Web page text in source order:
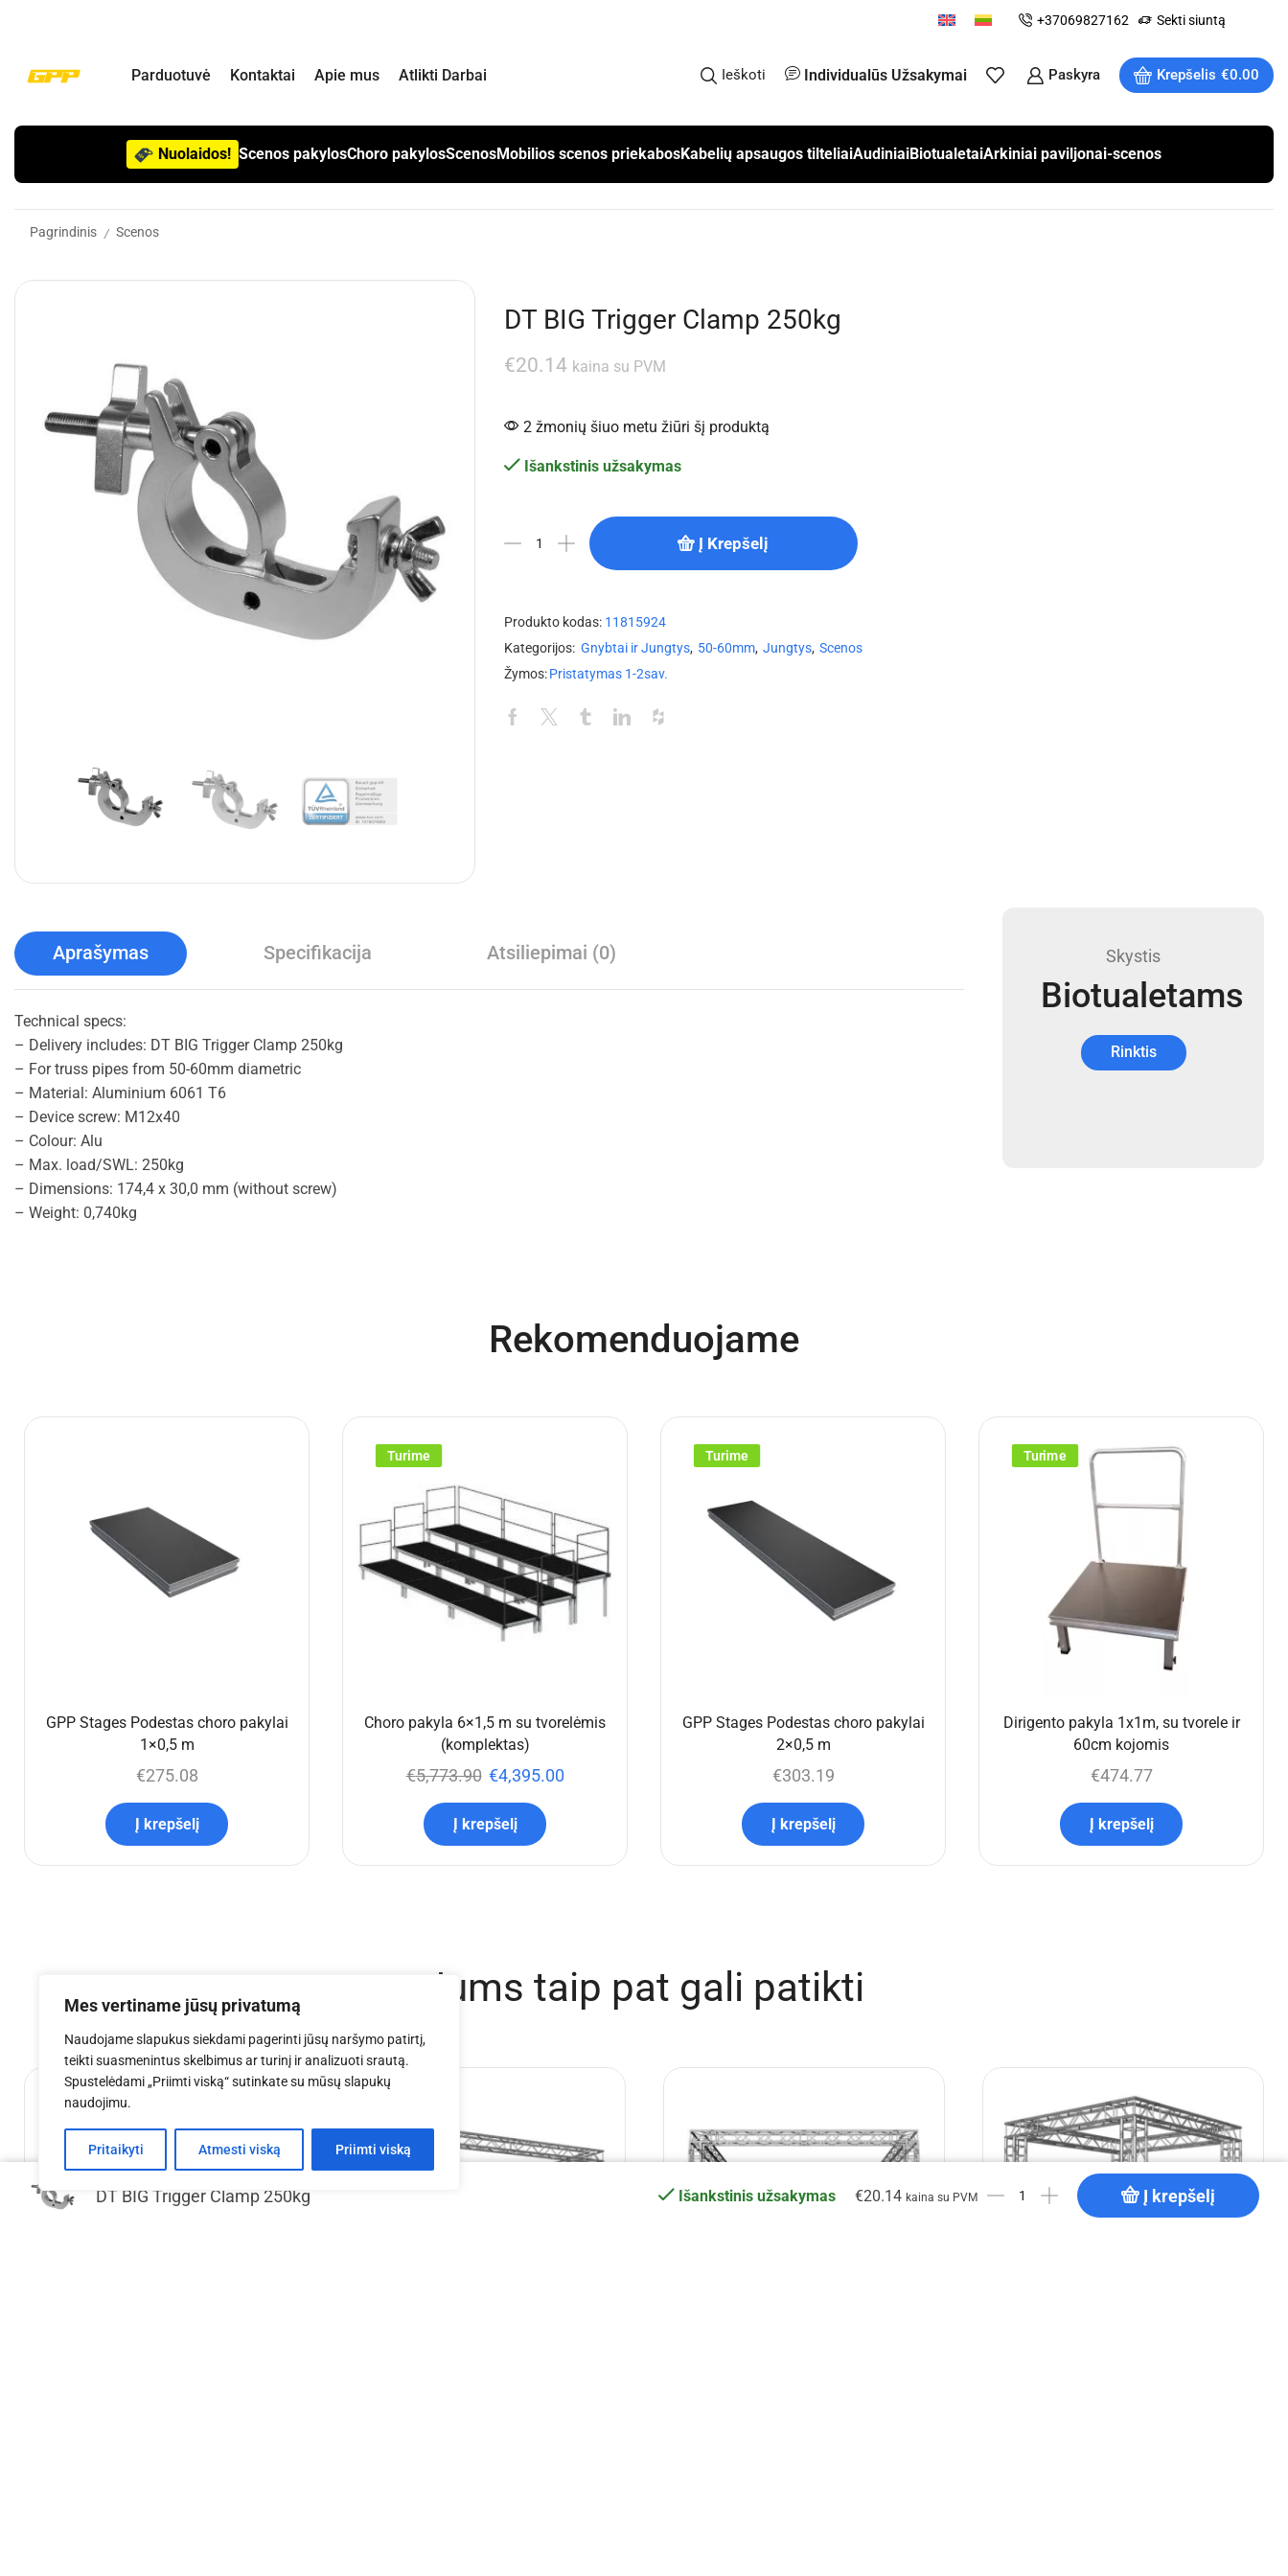
Mes vertiname jūsų privatumą
Naudojame slapukus siekdami pagerinti jūsų naršymo patirtį,
teikti suasmenintus skelbimus ar turinį ir analizuoti srautą.
Spustelėdami „Priimti viską“ sutinkate su mūsų slapukų
naudojimu.
Pritaikyti Atmesti viską Priimti viską
+37069827162 Sekti siuntą
Parduotuvė Kontaktai Apie mus Atlikti Darbai Ieškoti Individualūs Užsakymai Paskyra Krepšelis €0.00
Nuolaidos! Scenos pakylosChoro pakylosScenosMobilios scenos priekabosKabelių apsaugos tilteliaiAudiniaiBiotualetaiArkiniai paviljonai-scenos
Pagrindinis / Scenos
DT BIG Trigger Clamp 250kg
€20.14 kaina su PVM
2 žmonių šiuo metu žiūri šį produktą
Išankstinis užsakymas
Į Krepšelį
Produkto kodas: 11815924
Kategorijos: Gnybtai ir Jungtys, 50-60mm, Jungtys, Scenos
Žymos:Pristatymas 1-2sav.
Aprašymas Specifikacija Atsiliepimai (0)
Technical specs:
– Delivery includes: DT BIG Trigger Clamp 250kg
– For truss pipes from 50-60mm diametric
– Material: Aluminium 6061 T6
– Device screw: M12x40
– Colour: Alu
– Max. load/SWL: 250kg
– Dimensions: 174,4 x 30,0 mm (without screw)
– Weight: 0,740kg
Skystis
Biotualetams
Rinktis
Rekomenduojame
GPP Stages Podestas choro pakylai
1×0,5 m
€275.08
Į krepšelį
Turime
Choro pakyla 6×1,5 m su tvorelėmis
(komplektas)
€5,773.90 €4,395.00
Į krepšelį
Turime
GPP Stages Podestas choro pakylai
2×0,5 m
€303.19
Į krepšelį
Turime
Dirigento pakyla 1x1m, su tvorele ir
60cm kojomis
€474.77
Į krepšelį
Jums taip pat gali patikti
DT BIG Trigger Clamp 250kg €20.14 kaina su PVM
Išankstinis užsakymas Į krepšelį